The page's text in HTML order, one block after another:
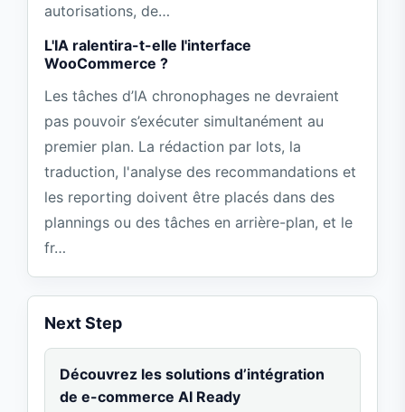
autorisations, de…
L'IA ralentira-t-elle l'interface
WooCommerce ?
Les tâches d’IA chronophages ne devraient
pas pouvoir s’exécuter simultanément au
premier plan. La rédaction par lots, la
traduction, l'analyse des recommandations et
les reporting doivent être placés dans des
plannings ou des tâches en arrière-plan, et le
fr…
Next Step
Découvrez les solutions d’intégration
de e-commerce AI Ready